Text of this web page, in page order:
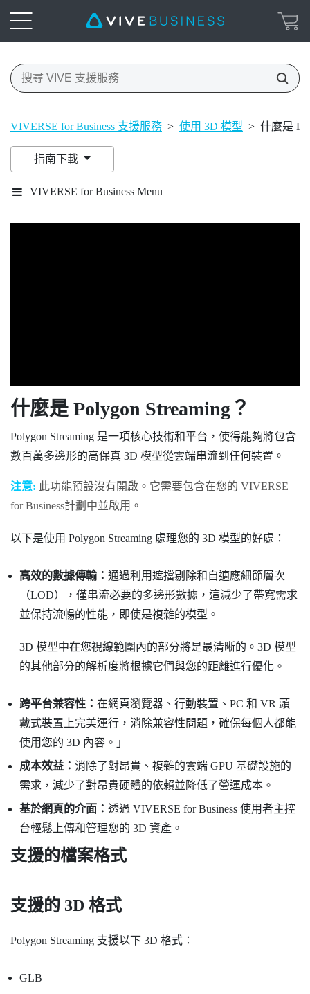
VIVERSE for Business 支援服務 > 使用 3D 模型 > 什麼是
指南下載
VIVERSE for Business Menu
什麼是 Polygon Streaming？
Polygon Streaming 是一項核心技術和平台，使得能夠將包含
數百萬多邊形的高保真 3D 模型從雲端串流到任何裝置。
注意: 此功能預設沒有開啟。它需要包含在您的 VIVERSE
for Business計劃中並啟用。
以下是使用 Polygon Streaming 處理您的 3D 模型的好處：
高效的數據傳輸： 通過利用遮擋剔除和自適應細節層次
（LOD），僅串流必要的多邊形數據，這減少了帶寬需求
並保持流暢的性能，即使是複雜的模型。
3D 模型中在您視線範圍內的部分將是最清晰的。3D 模型
的其他部分的解析度將根據它們與您的距離進行優化。
跨平台兼容性： 在網頁瀏覽器、行動裝置、PC 和 VR 頭
戴式裝置上完美運行，消除兼容性問題，確保每個人都能
使用您的 3D 內容。」
成本效益： 消除了對昂貴、複雜的雲端 GPU 基礎設施的
需求，減少了對昂貴硬體的依賴並降低了營運成本。
基於網頁的介面： 透過 VIVERSE for Business 使用者主控
台輕鬆上傳和管理您的 3D 資產。
支援的檔案格式
支援的 3D 格式
Polygon Streaming 支援以下 3D 格式：
GLB